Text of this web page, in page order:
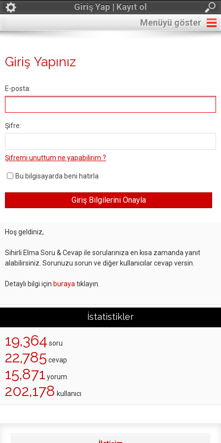
Giriş Yap | Kayıt ol
Menüyü göster
Giriş Yapınız
E-posta:
Şifre:
Şifremi unuttum ne yapabilirim ?
Bu bilgisayarda beni hatırla
Hoş geldiniz,
Sihirli Elma Soru & Cevap ile sorularınıza en kısa zamanda yanıt
alabilirsiniz. Sorunuzu sorun ve diğer kullanıcılar cevap versin.
Detaylı bilgi için buraya tıklayın.
İstatistikler
19,364 soru
22,785 cevap
15,871 yorum
202,178 kullanıcı